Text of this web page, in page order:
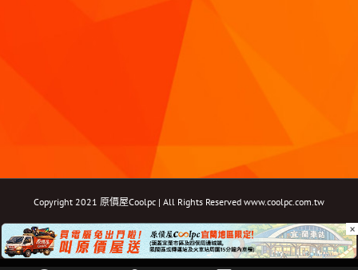
Copyright 2021 原價屋Coolpc | All Rights Reserved www.coolpc.com.tw
FacebookInstagramYouTubeTwitterEmail: ×